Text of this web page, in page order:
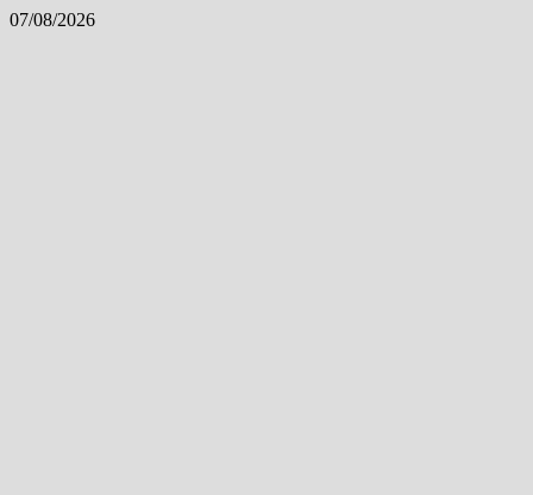
Skip
07/08/2026